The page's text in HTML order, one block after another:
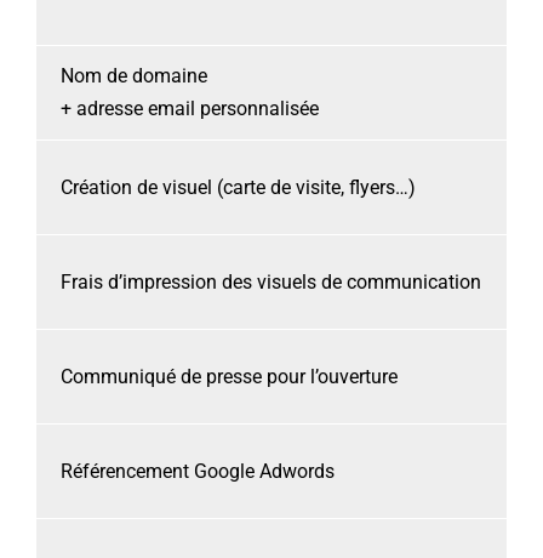
Nom de domaine
+ adresse email personnalisée
Création de visuel (carte de visite, flyers…)
Frais d’impression des visuels de communication
Communiqué de presse pour l’ouverture
Référencement Google Adwords